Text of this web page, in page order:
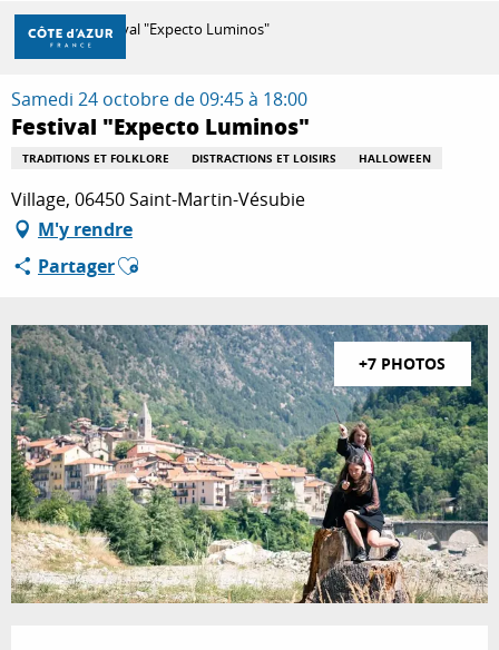
Aller
contenu
principal
DÉCOUVRIR
À FAIRE
SÉJOURNER
Accueil Festival "Expecto Luminos"
Samedi 24 octobre de 09:45 à 18:00
Festival "Expecto Luminos"
TRADITIONS ET FOLKLORE DISTRACTIONS ET LOISIRS HALLOWEEN
Village, 06450 Saint-Martin-Vésubie
M'y rendre
PartagerAjouter aux favoris
+7 PHOTOS